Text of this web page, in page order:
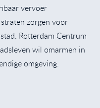
vervoer
zorgen voor
Rotterdam Centrum
wil omarmen in
omgeving.